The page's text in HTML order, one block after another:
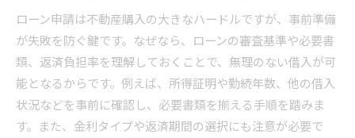
ローン申請は不動産購入の大きなハードルですが、事前準備
が失敗を防ぐ鍵です。なぜなら、ローンの審査基準や必要書
類、返済負担率を理解しておくことで、無理のない借入が可
能となるからです。例えば、所得証明や勤続年数、他の借入
状況などを事前に確認し、必要書類を揃える手順を踏みま
す。また、金利タイプや返済期間の選択にも注意が必要で